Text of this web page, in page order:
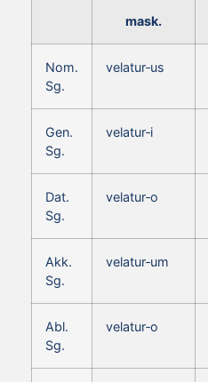
mask.
Nom.
Sg.
velatur‑us
Gen.
Sg.
velatur‑i
Dat.
Sg.
velatur‑o
Akk.
Sg.
velatur‑um
Abl.
Sg.
velatur‑o